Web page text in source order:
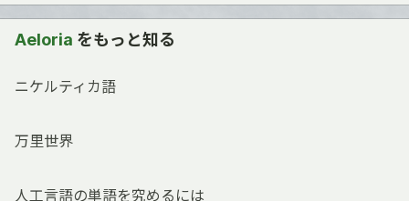
Aeloria をもっと知る
ニケルティカ語
万里世界
人工言語の単語を究めるには